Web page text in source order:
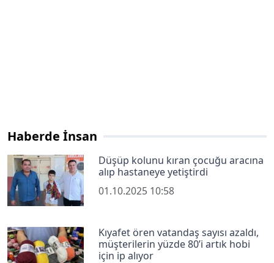
Haberde İnsan
Düşüp kolunu kıran çocuğu aracına
alıp hastaneye yetiştirdi
01.10.2025 10:58
Kıyafet ören vatandaş sayısı azaldı,
müşterilerin yüzde 80’i artık hobi
için ip alıyor